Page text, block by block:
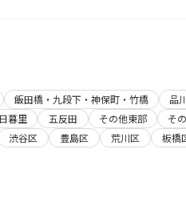
飯田橋・九段下・神保町・竹橋
品
暮里 五反田 その他東部 そ
渋谷区 豊島区 荒川区
板橋